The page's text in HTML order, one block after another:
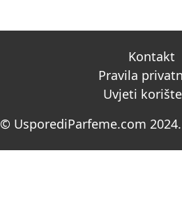
Kontakt
Pravila
Uvjeti
© UsporediParfeme.com